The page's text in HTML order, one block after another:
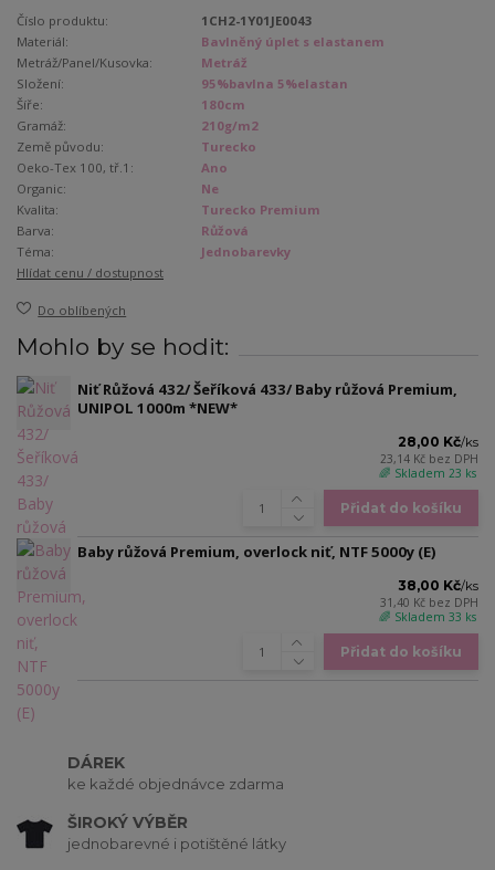
Číslo produktu:
1CH2-1Y01JE0043
Materiál:
Bavlněný úplet s elastanem
Metráž/Panel/Kusovka:
Metráž
Složení:
95%bavlna 5%elastan
Šíře:
180cm
Gramáž:
210g/m2
Země původu:
Turecko
Oeko-Tex 100, tř.1:
Ano
Organic:
Ne
Kvalita:
Turecko Premium
Barva:
Růžová
Téma:
Jednobarevky
Hlídat cenu / dostupnost
Do oblíbených
Mohlo by se hodit:
Niť Růžová 432/ Šeříková 433/ Baby růžová Premium,
UNIPOL 1000m *NEW*
28,00 Kč/ks
23,14 Kč bez DPH
🌈 Skladem 23 ks
Přidat do košíku
Baby růžová Premium, overlock niť, NTF 5000y (E)
38,00 Kč/ks
31,40 Kč bez DPH
🌈 Skladem 33 ks
Přidat do košíku
DÁREK
ke každé objednávce zdarma
ŠIROKÝ VÝBĚR
jednobarevné i potištěné látky